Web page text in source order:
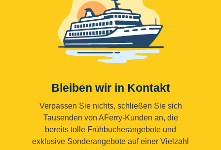
Bleiben wir in Kontakt
Verpassen Sie nichts, schließen Sie sich
Tausenden von AFerry-Kunden an, die
bereits tolle Frühbucherangebote und
exklusive Sonderangebote auf einer Vielzahl